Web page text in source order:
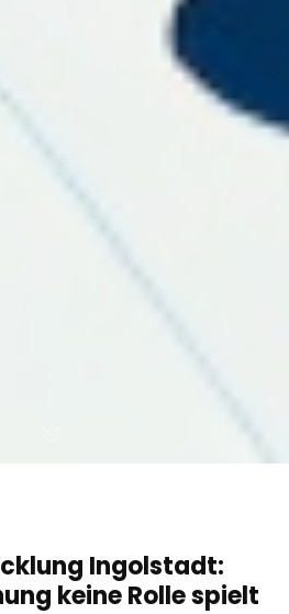
Ingolstadt:
keine Rolle spielt